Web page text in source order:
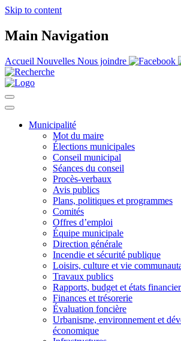
Skip to content
Main Navigation
Accueil Nouvelles Nous joindre
Municipalité
Mot du maire
Élections municipales
Conseil municipal
Séances du conseil
Procès-verbaux
Avis publics
Plans, politiques et programmes
Comités
Offres d’emploi
Équipe municipale
Direction générale
Incendie et sécurité publique
Loisirs, culture et vie
Travaux publics
Rapports, budget et états
Finances et trésorerie
Évaluation foncière
Urbanisme, environnement et
économique